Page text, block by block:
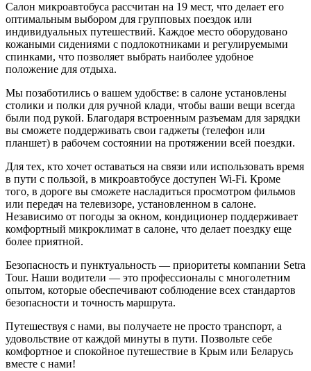
Салон микроавтобуса рассчитан на 19 мест, что делает его
оптимальным выбором для групповых поездок или
индивидуальных путешествий. Каждое место оборудовано
кожаными сидениями с подлокотниками и регулируемыми
спинками, что позволяет выбрать наиболее удобное
положение для отдыха.
Мы позаботились о вашем удобстве: в салоне установлены
столики и полки для ручной клади, чтобы ваши вещи всегда
были под рукой. Благодаря встроенным разъемам для зарядки
вы сможете поддерживать свои гаджеты (телефон или
планшет) в рабочем состоянии на протяжении всей поездки.
Для тех, кто хочет оставаться на связи или использовать время
в пути с пользой, в микроавтобусе доступен Wi-Fi. Кроме
того, в дороге вы сможете насладиться просмотром фильмов
или передач на телевизоре, установленном в салоне.
Независимо от погоды за окном, кондиционер поддерживает
комфортный микроклимат в салоне, что делает поездку еще
более приятной.
Безопасность и пунктуальность — приоритеты компании Setra
Tour. Наши водители — это профессионалы с многолетним
опытом, которые обеспечивают соблюдение всех стандартов
безопасности и точность маршрута.
Путешествуя с нами, вы получаете не просто транспорт, а
удовольствие от каждой минуты в пути. Позвольте себе
комфортное и спокойное путешествие в Крым или Беларусь
вместе с нами!